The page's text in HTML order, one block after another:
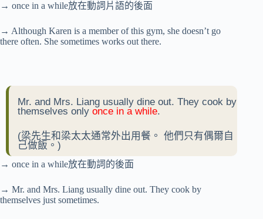
→ once in a while放在動詞片語的後面
→ Although Karen is a member of this gym, she doesn’t go
there often. She sometimes works out there.
Mr. and Mrs. Liang usually dine out. They cook by
themselves only once in a while.
(梁先生和梁太太通常外出用餐。 他們只有偶爾自
己做飯。)
→ once in a while放在動詞的後面
→ Mr. and Mrs. Liang usually dine out. They cook by
themselves just sometimes.